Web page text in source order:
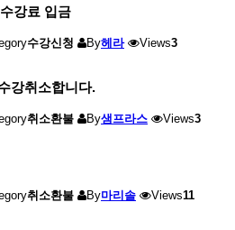
강료 입금
수강신청 By헤라 Views3
강취소합니다.
취소환불 By샘프라스 Views3
취소환불 By마리솔 Views11